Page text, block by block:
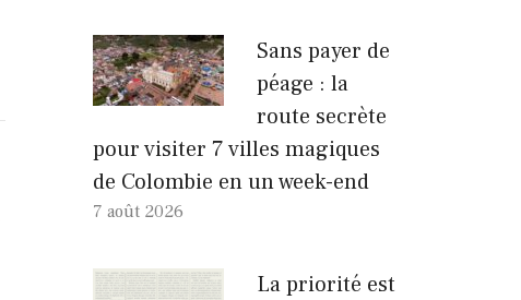
Sans payer de
péage : la
route secrète
pour visiter 7 villes magiques
de Colombie en un week-end
7 août 2026
La priorité est